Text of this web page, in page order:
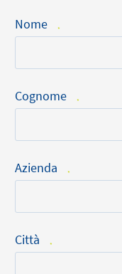
Nome *
Cognome *
Azienda *
Città *